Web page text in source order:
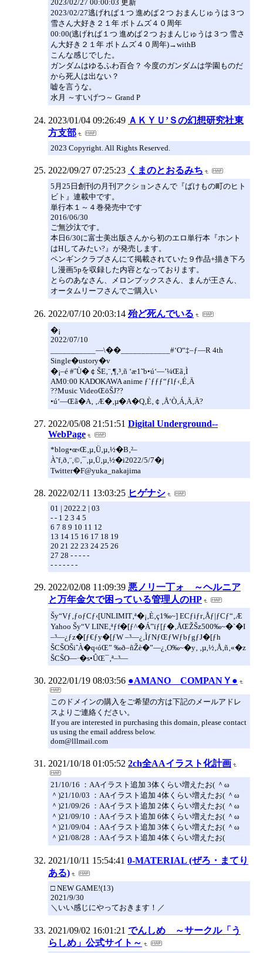
2023/02/27 00:00:03 更新
2023/02/27逃げれば１つ 進めば２つ おまんじゅうは３つ
雪さん大好き２１年 ボトムズ４０周年
00:00(逃げれば１つ 進めば２つ おまんじゅうは３つ 雪さ
ん大好き２１年 ボトムズ４０周年)→withB
こんな感じでした。
ガンダムはゆるふわ百合？ 今度のガンダムは学園ものだ
から死人は出ない？
嘘を言うな。
水月 ～すいげつ～ Grand P
2023/01/04 09:26:49 ＡＫＹＵ’Ｓの幻想研究社東
方支部
2023 Copyright. All Rights Reserved.
2022/09/27 07:25:23 くまのとおるみち
5月25日創刊の月刊アクションさんで『ばけもの町のヒト
ビト』連載中です。
単行本１～４巻発売中です
2016/06/30
ご無沙汰です。
本日6/30に富士美出版さんから初のエロ単行本『ホント
はHしてみたい?』が発売します。
ペンギンクラブさんにて掲載されていた９作品+描き下ろ
し漫画5pを収録した内容となっております。
とらのあなさん、メロンブックスさん、まんが王さん、
オータムリーフさんでご購入い
2022/07/10 20:03:14 殆ど死んでいる
�¡
2022/07/10
___________—\��____________#‘O“‡–ƒ—R 4th
Single�ustory�v
�¡–é #ˆÙ�￠ŠE‚¨‚¶‚³‚ñ ‘æ1˜b•ú‘—’¼Œã‚Ì
AM0:00 KADOKAWA anime ƒ`ƒƒƒ“ƒlƒ‹‚É‚Ä
??Music VideoŒöŠJ??
•ú‘—Œã�A‚ ‚Æ�­‚µ�A�Q‚È‚￠‚Å‘Ò‚Á‚Ä‚Ä?
2022/05/08 21:51:51 Digital Underground--
WebPage
*blog•œ‹Œ‚µ‚Ü‚µ‚½�B‚²–
À˜f‚ð‚¨‚©‚¯‚µ‚Ü‚µ‚½�i2022/5/7�j
Twitter�F@yuka_nakajima
2022/02/11 13:03:25 ヒゲナシ
01 | 2022.2 | 03
- - 1 2 3 4 5
6 7 8 9 10 11 12
13 14 15 16 17 18 19
20 21 22 23 24 25 26
27 28 - - - - -
- - - - - - -
2022/02/08 11:09:39 悪ノリ一丁ォ ～ヘルニア
と万年金欠で困っている管理人のHP
Šy“Vƒ‚ƒoƒCƒ‹[UNLIMIT‚ª�¡‚È‚ç1‰~] ECƒiƒr‚Åƒ|ƒCƒ“‚Æ
Yahoo Šy“V LINE‚ªƒf�[ƒ^�Á”ïƒ[ƒ�‚ÅŒŽŠz500‰~�`�I
–³—¿ƒz�[ƒ€ƒy�[ƒW –³—¿‚ÌƒNƒŒƒWƒbƒgƒJ�[ƒh
ŠCŠOŠiˆÀ�q‹óŒ” ‰ð–ñŽè�”—¿‚O‰~�y‚ ‚µ‚½‚Å‚ñ‚«�z
ŠCŠO—·�s•ÛŒ¯‚ª–³—
2022/01/19 08:03:56 ●AMANO COMPANＹ●
このドメインの購入をご希望の方は下記のメールアドレ
スよりご連絡ください。
If you are interested in purchasing this domain, please contact
us using the email address below.
dom@lllmail.com
2021/10/18 01:05:52 2ch全AAイラスト化計画
21/10/16 ：AAイラスト追加 3体くらい増えたお( ＾ω
＾)21/10/03 ：AAイラスト追加 4体くらい増えたお( ＾ω
＾)21/09/26 ：AAイラスト追加 2体くらい増えたお( ＾ω
＾)21/09/10 ：AAイラスト追加 6体くらい増えたお( ＾ω
＾)21/09/04 ：AAイラスト追加 3体くらい増えたお( ＾ω
＾)21/08/28 ：AAイラスト追加 4体くらい増えたお(
2021/10/11 15:54:41 0-MATERIAL (ぜろ・まてり
ある)
□ NEW GAME!(13)
2021/9/30
＼いい感じにやっておきます！／
2021/09/02 16:01:21 でんしめ ～サークル「う
らしめ」公式サイト～